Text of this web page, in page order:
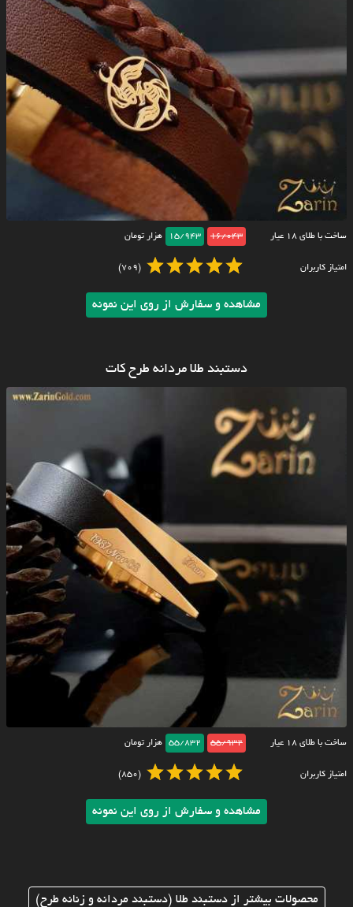
ساخت با طلای ۱۸ عیار 16/043
15/943 هزار تومان
امتیاز کاربران (709)
مشاهده و سفارش از روی این نمونه
دستبند طلا مردانه طرح کات
ساخت با طلای ۱۸ عیار 55/932
55/832 هزار تومان
امتیاز کاربران (850)
مشاهده و سفارش از روی این نمونه
محصولات بیشتر از دستبند طلا (دستبند مردانه و زنانه طرح)